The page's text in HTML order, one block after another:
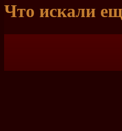
Что искали